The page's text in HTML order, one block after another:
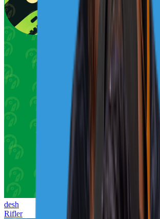
desh
Rifler